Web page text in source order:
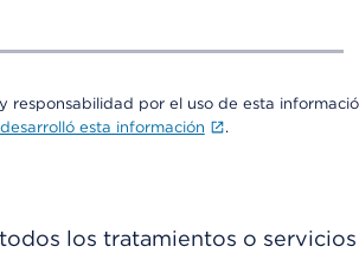
por el uso de esta
esta información .
los tratamientos o